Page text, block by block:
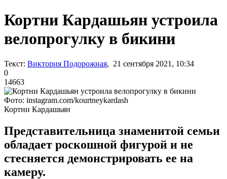
Кортни Кардашьян устроила
велопрогулку в бикини
Текст: Виктория Подорожная, 21 сентября 2021, 10:34
0
14663
Фото: instagram.com/kourtneykardash
Кортни Кардашьян
Представительница знаменитой семьи
обладает роскошной фигурой и не
стесняется демонстрировать ее на
камеру.